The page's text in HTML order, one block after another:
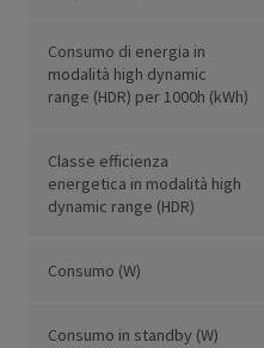
Consumo di energia in
modalità high dynamic
range (HDR) per 1000h (kWh)
Classe efficienza
energetica in modalità high
dynamic range (HDR)
Consumo (W)
Consumo in standby (W)